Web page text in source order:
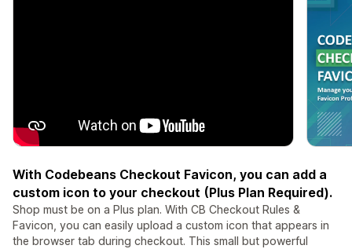
With Codebeans Checkout Favicon, you can add a
custom icon to your checkout (Plus Plan Required).
Shop must be on a Plus plan. With CB Checkout Rules &
Favicon, you can easily upload a custom icon that appears in
the browser tab during checkout. This small but powerful